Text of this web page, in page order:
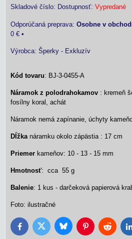
Skladové číslo: Dostupnosť: Vypredané
Osobne v
0 € •
Výrobca: Šperky - Exkluzív
Kód tovaru: BJ-3-0455-A
Náramok z polodrahokamov : kremeň
fosílny koral, achát
Náramok nemá zapínanie, úchyty
Dĺžkanáramku okolo zápästia : 17 cm
Priemer kameňov: 10 - 13 - 15 mm
Hmotnosť: cca 55 g
Balenie: 1 kus - darčeková papierová
Foto: ilustračné
FacebookTwitter BlueskyPinterestReddit